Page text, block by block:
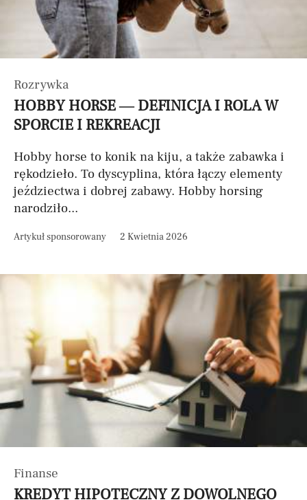
Rozrywka
HOBBY HORSE — DEFINICJA I ROLA W
SPORCIE I REKREACJI
Hobby horse to konik na kiju, a także zabawka i
rękodzieło. To dyscyplina, która łączy elementy
jeździectwa i dobrej zabawy. Hobby horsing
narodziło...
Artykuł sponsorowany 2 Kwietnia 2026
Finanse
KREDYT HIPOTECZNY Z DOWOLNEGO